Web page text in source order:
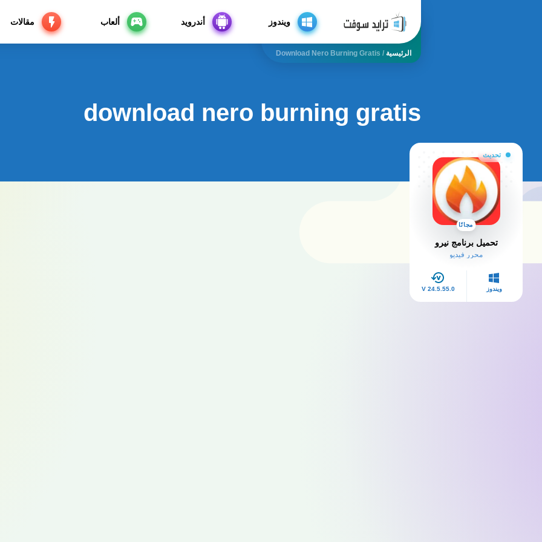
ويندوز أندرويد ألعاب مقالات
الرئيسية /
Download Nero Burning Gratis
download nero burning gratis
تحديث
مجانًا
تحميل برنامج نيرو
محرر فيديو
ويندوز V 24.5.55.0